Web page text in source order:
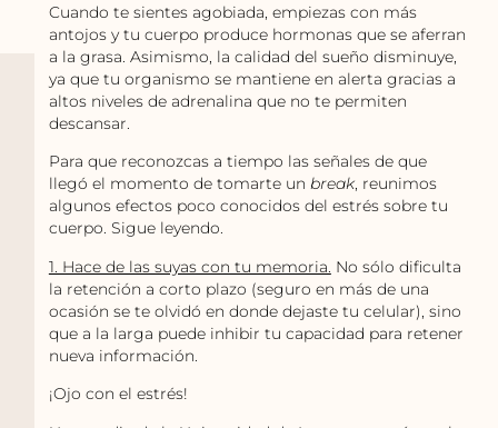
Cuando te sientes agobiada, empiezas con más
antojos y tu cuerpo produce hormonas que se aferran
a la grasa. Asimismo, la calidad del sueño disminuye,
ya que tu organismo se mantiene en alerta gracias a
altos niveles de adrenalina que no te permiten
descansar.
Para que reconozcas a tiempo las señales de que
llegó el momento de tomarte un break, reunimos
algunos efectos poco conocidos del estrés sobre tu
cuerpo. Sigue leyendo.
1. Hace de las suyas con tu memoria. No sólo dificulta
la retención a corto plazo (seguro en más de una
ocasión se te olvidó en donde dejaste tu celular), sino
que a la larga puede inhibir tu capacidad para retener
nueva información.
¡Ojo con el estrés!